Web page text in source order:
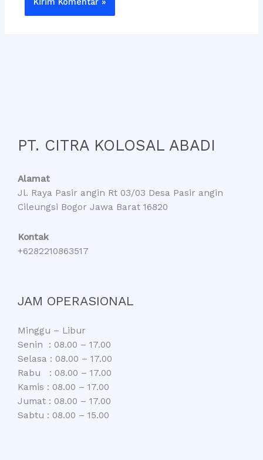
PT. CITRA KOLOSAL ABADI
Alamat
Jl. Raya Pasir angin Rt 03/03 Desa Pasir angin
Cileungsi Bogor Jawa Barat 16820
Kontak
+6282210863517
JAM OPERASIONAL
Minggu – Libur
Senin : 08.00 – 17.00
Selasa : 08.00 – 17.00
Rabu : 08.00 – 17.00
Kamis : 08.00 – 17.00
Jumat : 08.00 – 17.00
Sabtu : 08.00 – 15.00